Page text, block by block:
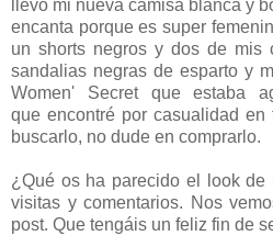
llevo mi nueva camisa blanca y
encanta porque es super
un shorts negros y dos de mis
sandalias negras de esparto y
Women' Secret que estaba
que encontré por casualidad
buscarlo, no dude en comprarlo.
¿Qué os ha parecido el look de
visitas y comentarios. Nos
post. Que tengáis un feliz fin de